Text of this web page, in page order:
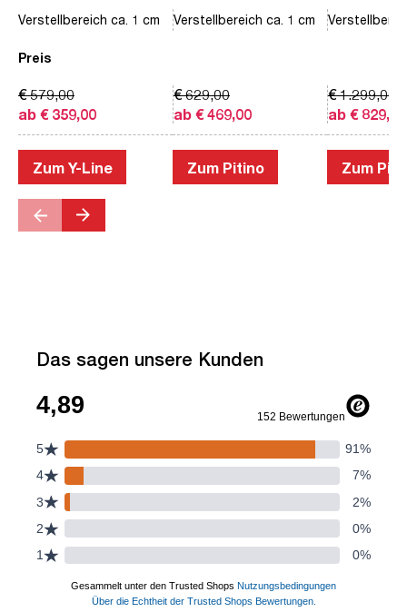
Preis
Verstellbereich ca. 1 cm
ab € 359,00
€ 579,00
Zum Y-Line
Verstellbereich ca. 1 cm
ab € 469,00
€ 629,00
Zum Pitino
ab € 829,00
€ 1.299,00
Zum
Das sagen unsere Kunden